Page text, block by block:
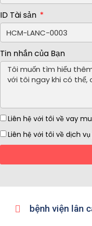
ID Tài sản
Tin nhắn của Bạn
Liên hệ với tôi về vay
Liên hệ với tôi về dịch
bệnh viện lân